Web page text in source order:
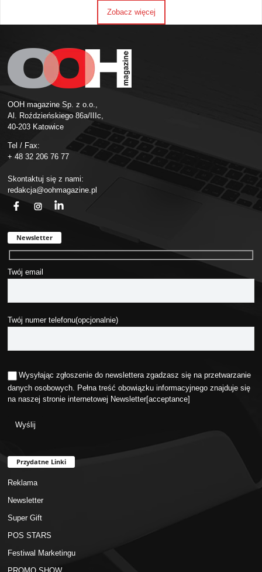
Zobacz więcej
OOH magazine Sp. z o.o.,
Al. Roździeńskiego 86a/IIIc,
40-203 Katowice
Tel / Fax:
+ 48 32 206 76 77
Skontaktuj się z nami:
redakcja@oohmagazine.pl
Newsletter
Twój email
Twój numer telefonu(opcjonalnie)
Wysyłając zgłoszenie do newslettera zgadzasz się na przetwarzanie
danych osobowych. Pełna treść obowiązku informacyjnego znajduje się
na naszej stronie internetowej Newsletter[acceptance]
Przydatne Linki
Reklama
Newsletter
Super Gift
POS STARS
Festiwal Marketingu